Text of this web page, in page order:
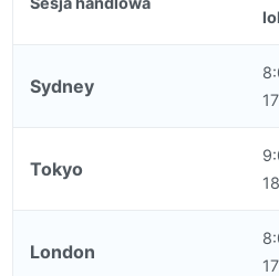
Sydney
Tokyo
London